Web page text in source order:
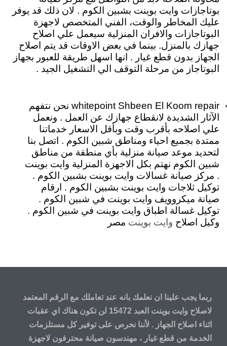
بوتاجازات وايت بوينت بشبين الكوم . لان ذلك قد يوفر
عليك المخاطر والوقت، الفني المتخصص لاجهزة
البوتاجازات والافران المنزلية سيعمل علي اصلاح
جهازك بالمنزل. بينما في بعض الاوقات قد يتم اصلاح
الجهاز بدون قطع غيار . انها اسهل طريقة للعبور بجهاز
البوتاجاز من مرحلة التوقف الي التشغيل الجيد .
whitepoint Shbeen El Koom repair نحن نتفهم
الآثار الشديدة لانقطاع جهازك عن العمل . ونعمل
علي اصلاحه بأقرب وقت وبأقل الاسعار خدماتنا
ممتدة بجميع احياء ومناطق شبين الكوم . اتصل بنا
لتحديد موعد صيانة منزلية بأي منطقة من مناطق
شبين الكوم نهتم بكل الاجهزة المنزلية وايت بوينت
. مركز صيانة غسالات وايت بوينت بشبين الكوم .
توكيل ثلاجات وايت بوينت بشبين الكوم . ارقام
صيانة ميكروويف وايت بوينت في شبين الكوم .
توكيل غسالة اطباق وايت بوينت في شبين الكوم .
وكيل اصلاح وايت بوينت مصر
ربما يجب علينا ان نعلمك بانه عند تعاملك مع الرقم المعتمد
لاصلاح وايت بوينت العبد 15472 لن تكون هناك اي عقبات
اثناء اصلاح الجهاز . لأننا نحرص على توفير كل مستلزمات
الخدمة من قطع غيار ، مهندسون صيانة محترفون لاجهزة